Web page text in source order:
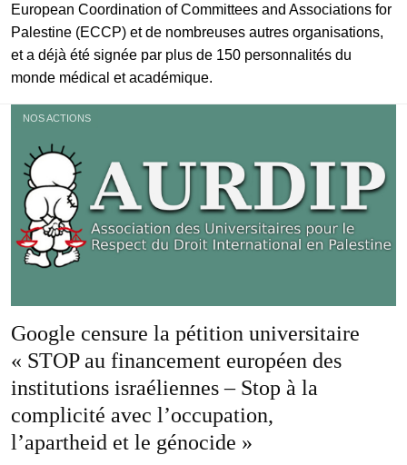
European Coordination of Committees and Associations for
Palestine (ECCP) et de nombreuses autres organisations,
et a déjà été signée par plus de 150 personnalités du
monde médical et académique.
NOS ACTIONS
Google censure la pétition universitaire
« STOP au financement européen des
institutions israéliennes – Stop à la
complicité avec l’occupation,
l’apartheid et le génocide »